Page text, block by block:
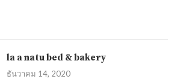
la a natu bed & bakery
ธันวาคม 14, 2020